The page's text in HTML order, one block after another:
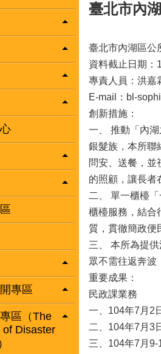
專區
區（The
of Disaster
臺北市內
臺北市內湖區公
資料截止日期：
專責人員：洪嘉
E-mail：bl-
創新措施：
一、 推動「內
銀髮族，本所聯
問安、送餐，並
的照顧，讓長者
二、 單一櫃檯
櫃檯服務，結合
質，貫徹簡政便
三、 本所為提
眾不需往返奔波
重要成果：
民政課業務
一、104年7月2
二、104年7月3
三、104年7月9-